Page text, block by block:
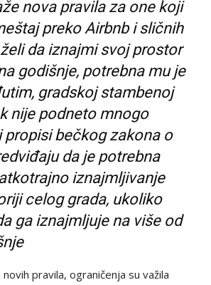
nova pravila za one koji
preko Airbnb i sličnih
da iznajmi svoj prostor
godišnje, potrebna mu je
gradskoj stambenoj
nije podneto mnogo
propisi bečkog zakona o
da je potrebna
iznajmljivanje
celog grada, ukoliko
ga iznajmljuje na više od
pravila, ograničenja su važila